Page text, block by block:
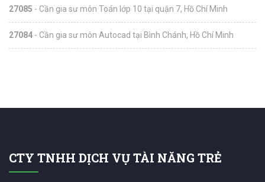
27085 - Cần gia sư môn Toán lớp 10 tại quận 7, Hồ Chí Minh
27084 - Cần gia sư môn Autocad tại Bình Chánh, Hồ Chí Minh
CTY TNHH DỊCH VỤ TÀI NĂNG TRẺ